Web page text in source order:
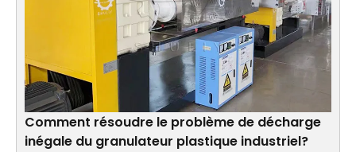
Comment résoudre le problème de décharge
inégale du granulateur plastique industriel?